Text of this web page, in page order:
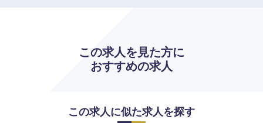
この求人を見た方に
おすすめの求人
この求人に似た求人を探す
宮崎県